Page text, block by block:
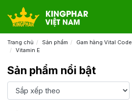
Trang chủ Sản phẩm Gam hàng Vital Code
Vitamin E
Sản phẩm nổi bật